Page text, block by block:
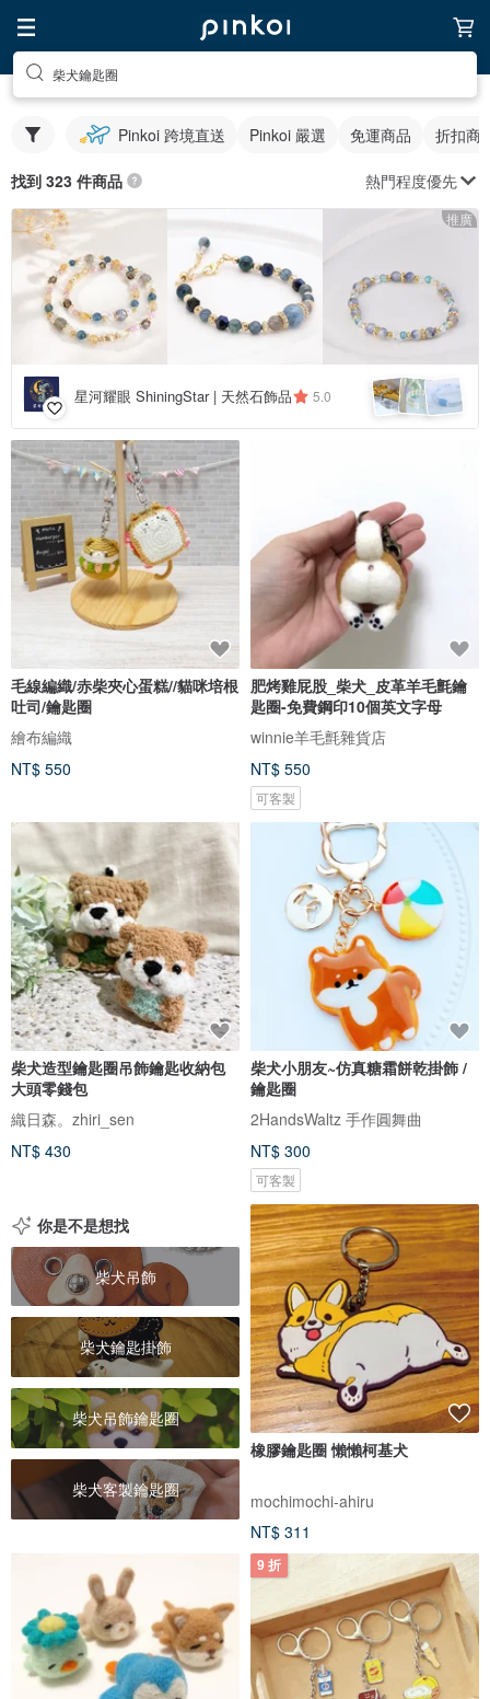
柴犬鑰匙圈
Pinkoi 跨境直送 Pinkoi 嚴選 免運商品 折扣商
找到 323 件商品 熱門程度優先
推廣
星河耀眼 ShiningStar | 天然石飾品 5.0
毛線編織/赤柴夾心蛋糕//貓咪培根
吐司/鑰匙圈
繪布編織
NT$ 550
肥烤雞屁股_柴犬_皮革羊毛氈鑰
匙圈-免費鋼印10個英文字母
winnie羊毛氈雜貨店
NT$ 550
可客製
柴犬造型鑰匙圈吊飾鑰匙收納包
大頭零錢包
織日森。zhiri_sen
NT$ 430
柴犬小朋友~仿真糖霜餅乾掛飾 /
鑰匙圈
2HandsWaltz 手作圓舞曲
NT$ 300
可客製
你是不是想找
柴犬吊飾
柴犬鑰匙掛飾
柴犬吊飾鑰匙圈
柴犬客製鑰匙圈
橡膠鑰匙圈 懶懶柯基犬
mochimochi-ahiru
NT$ 311
9 折